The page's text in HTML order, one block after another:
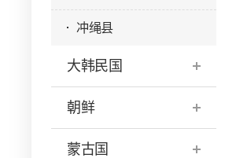
冲绳县
大韩民国
朝鲜
蒙古国